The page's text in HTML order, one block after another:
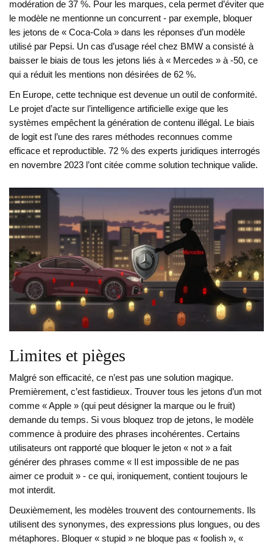
modération de 37 %. Pour les marques, cela permet d’éviter que
le modèle ne mentionne un concurrent - par exemple, bloquer
les jetons de « Coca-Cola » dans les réponses d’un modèle
utilisé par Pepsi. Un cas d’usage réel chez BMW a consisté à
baisser le biais de tous les jetons liés à « Mercedes » à -50, ce
qui a réduit les mentions non désirées de 62 %.
En Europe, cette technique est devenue un outil de conformité.
Le projet d’acte sur l’intelligence artificielle exige que les
systèmes empêchent la génération de contenu illégal. Le biais
de logit est l’une des rares méthodes reconnues comme
efficace et reproductible. 72 % des experts juridiques interrogés
en novembre 2023 l’ont citée comme solution technique valide.
Limites et pièges
Malgré son efficacité, ce n’est pas une solution magique.
Premièrement, c’est fastidieux. Trouver tous les jetons d’un mot
comme « Apple » (qui peut désigner la marque ou le fruit)
demande du temps. Si vous bloquez trop de jetons, le modèle
commence à produire des phrases incohérentes. Certains
utilisateurs ont rapporté que bloquer le jeton « not » a fait
générer des phrases comme « Il est impossible de ne pas
aimer ce produit » - ce qui, ironiquement, contient toujours le
mot interdit.
Deuxièmement, les modèles trouvent des contournements. Ils
utilisent des synonymes, des expressions plus longues, ou des
métaphores. Bloquer « stupid » ne bloque pas « foolish », «